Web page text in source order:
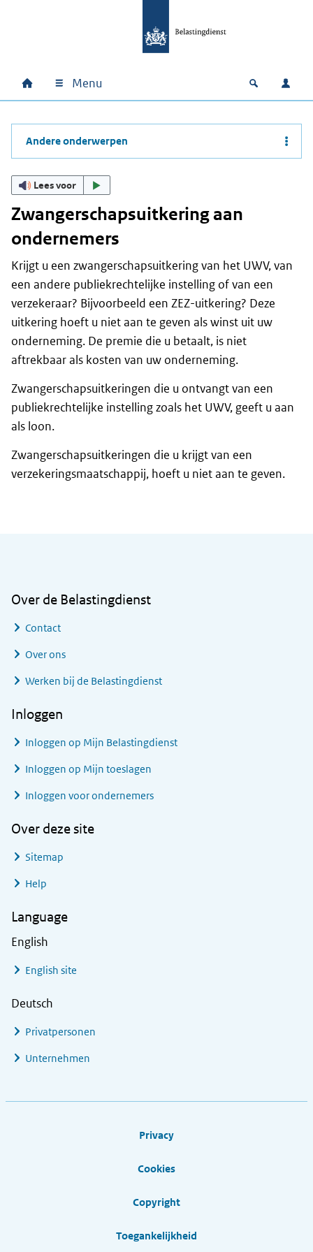
Hoofdnavigatie
Home Menu Open
Andere onderwerpen
Lees voor
Zwangerschapsuitkering aan
ondernemers
Krijgt u een zwangerschapsuitkering van het UWV, van
een andere publiekrechtelijke instelling of van een
verzekeraar? Bijvoorbeeld een ZEZ-uitkering? Deze
uitkering hoeft u niet aan te geven als winst uit uw
onderneming. De premie die u betaalt, is niet
aftrekbaar als kosten van uw onderneming.
Zwangerschapsuitkeringen die u ontvangt van een
publiekrechtelijke instelling zoals het UWV, geeft u aan
als loon.
Zwangerschapsuitkeringen die u krijgt van een
verzekeringsmaatschappij, hoeft u niet aan te geven.
Over de Belastingdienst
Contact
Over ons
Werken bij de Belastingdienst
Inloggen
Inloggen op Mijn Belastingdienst
Inloggen op Mijn toeslagen
Inloggen voor ondernemers
Over deze site
Sitemap
Help
Language
English
English site
Deutsch
Privatpersonen
Unternehmen
Privacy
Cookies
Copyright
Toegankelijkheid